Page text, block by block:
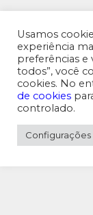
MENU SUPERIOR
MENU
Usamos
experiência
preferências e
todos”, você
cookies. No
de cookies
controlado.
Configurações